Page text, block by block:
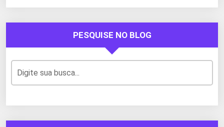
PESQUISE NO BLOG